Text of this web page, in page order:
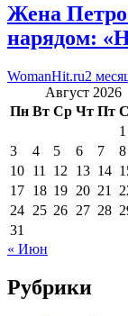
Жена
нарядом:
WomanHit.ru2
Август 2026
Пн Вт Ср Чт Пт
1
3
4 5 6 7 8
10 11 12 13 14
17 18 19 20 21
24 25 26 27 28
31
« Июн
Рубрики